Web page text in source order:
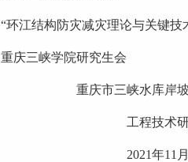
“环江结构防灾减灾理论与关键技
重庆三峡学院研究生会
重庆市三峡水库岸
工程技术
2021年11